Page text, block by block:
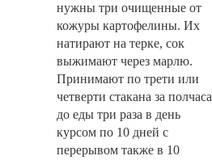
нужны три очищенные от
кожуры картофелины. Их
натирают на терке, сок
выжимают через марлю.
Принимают по трети или
четверти стакана за полчаса
до еды три раза в день
курсом по 10 дней с
перерывом также в 10